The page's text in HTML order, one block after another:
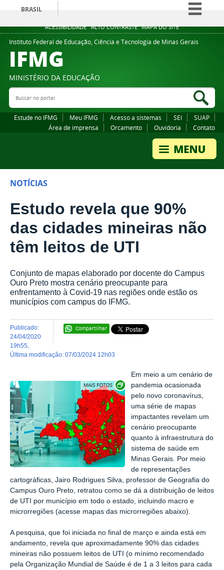
ACESSIBILIDADE ALTO CONTRASTE MAPA DO SITE
BRASIL
Simplifique!
Comunica BR
Legislação
Instituto Federal de Educação, Ciência e Tecnologia de Minas Gerais
IFMG
MINISTÉRIO DA EDUCAÇÃO
Buscar no portal
Estude no IFMG Meu IFMG Acesso a sistemas SEI
SUAP
Área de imprensa
Orcamento Ouvidoria Contato
NOTÍCIAS
Estudo revela que 90%
das cidades mineiras não
têm leitos de UTI
Conjunto de mapas elaborado por docente do Campus
Ouro Preto mostra cenário preocupante para
enfrentamento à Covid-19 nas regiões onde estão os
municípios com campus do IFMG.
Compartilhar
publicado:
24/04/2020
19h55
última modificação: 07/03/2024 12h03
Exibir carrossel de imagens
Em meio a um cenário de
pandemia ocasionada
pelo novo coronavírus,
uma série de mapas
impactantes revelam um
cenário preocupante
quanto à infraestrutura do
sistema de saúde em
Minas Gerais. Por meio
de representações
cartográficas, Jairo Rodrigues Silva, professor de Geografia do
Campus Ouro Preto, retratou como se dá a distribuição de leitos
de UTI por município em todo o estado, incluindo macro e
microrregiões (acesse mapas das microrregiões abaixo).
A pesquisa, que foi iniciada no final de março e ainda está em
andamento, revela que aproximadamente 90% das cidades
mineiras não possuem leitos de UTI (o mínimo recomendado
pela Organização Mundial de Saúde é de 1 a 3 leitos para cada